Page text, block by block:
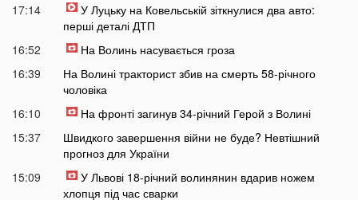
17:14
У Луцьку на Ковельській зіткнулися два авто:
перші деталі ДТП
16:52
На Волинь насувається гроза
16:39
На Волині тракторист збив на смерть 58-річного
чоловіка
16:10
На фронті загинув 34-річний Герой з Волині
15:37
Швидкого завершення війни не буде? Невтішний
прогноз для України
15:09
У Львові 18-річний волинянин вдарив ножем
хлопця під час сварки